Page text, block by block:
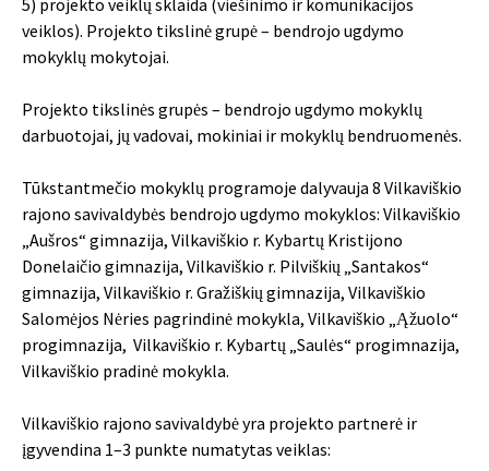
veiklos). Projekto tikslinė grupė – bendrojo ugdymo
mokyklų mokytojai.
Projekto tikslinės grupės – bendrojo ugdymo mokyklų
darbuotojai, jų vadovai, mokiniai ir mokyklų bendruomenės.
Tūkstantmečio mokyklų programoje dalyvauja 8 Vilkaviškio
rajono savivaldybės bendrojo ugdymo mokyklos: Vilkaviškio
„Aušros“ gimnazija, Vilkaviškio r. Kybartų Kristijono
Donelaičio gimnazija, Vilkaviškio r. Pilviškių „Santakos“
gimnazija, Vilkaviškio r. Gražiškių gimnazija, Vilkaviškio
Salomėjos Nėries pagrindinė mokykla, Vilkaviškio „Ąžuolo“
progimnazija, Vilkaviškio r. Kybartų „Saulės“ progimnazija,
Vilkaviškio pradinė mokykla.
Vilkaviškio rajono savivaldybė yra projekto partnerė ir
įgyvendina 1–3 punkte numatytas veiklas: